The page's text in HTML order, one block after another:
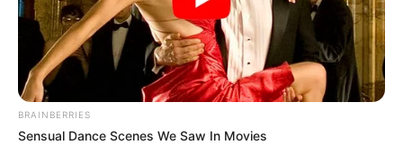
ΕΝΑΝΤΙΟΝ ΤΟΥ ΜΑΤΡΙΞ ……. Ο άνθρωπος βρίσκεται μεταξύ
του γήινου και του ουράνιου ηλεκτομαγνητισμού. Ο έλικας
του DNA-RNA, κρύβει μέσα...
BRAINBERRIES
Sensual Dance Scenes We Saw In Movies